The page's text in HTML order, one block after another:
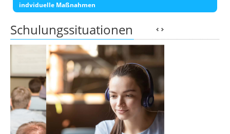
indviduelle Maßnahmen
Schulungssituationen